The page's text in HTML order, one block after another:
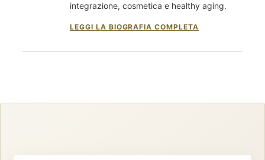
integrazione, cosmetica e healthy aging.
LEGGI LA BIOGRAFIA COMPLETA